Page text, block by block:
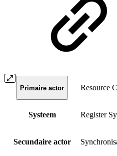
Primaire actor Resource
Systeem Register
Secundaire actor